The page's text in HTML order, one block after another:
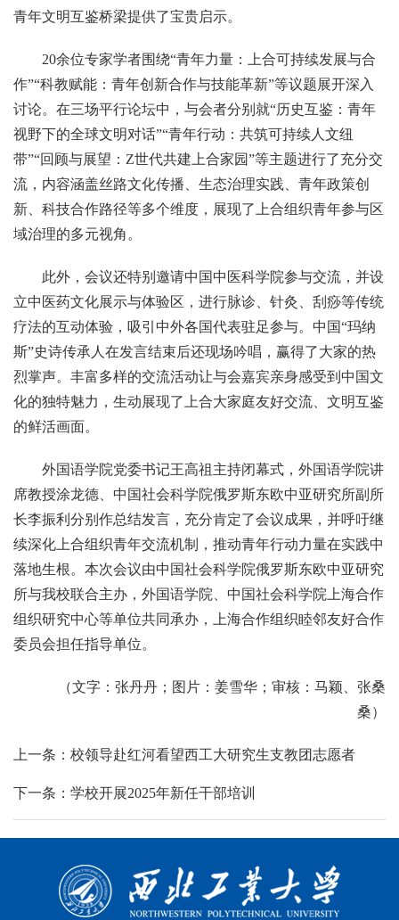
青年文明互鉴桥梁提供了宝贵启示。
20余位专家学者围绕“青年力量：上合可持续发展与合
作”“科教赋能：青年创新合作与技能革新”等议题展开深入
讨论。在三场平行论坛中，与会者分别就“历史互鉴：青年
视野下的全球文明对话”“青年行动：共筑可持续人文纽
带”“回顾与展望：Z世代共建上合家园”等主题进行了充分交
流，内容涵盖丝路文化传播、生态治理实践、青年政策创
新、科技合作路径等多个维度，展现了上合组织青年参与区
域治理的多元视角。
此外，会议还特别邀请中国中医科学院参与交流，并设
立中医药文化展示与体验区，进行脉诊、针灸、刮痧等传统
疗法的互动体验，吸引中外各国代表驻足参与。中国“玛纳
斯”史诗传承人在发言结束后还现场吟唱，赢得了大家的热
烈掌声。丰富多样的交流活动让与会嘉宾亲身感受到中国文
化的独特魅力，生动展现了上合大家庭友好交流、文明互鉴
的鲜活画面。
外国语学院党委书记王高祖主持闭幕式，外国语学院讲
席教授涂龙德、中国社会科学院俄罗斯东欧中亚研究所副所
长李振利分别作总结发言，充分肯定了会议成果，并呼吁继
续深化上合组织青年交流机制，推动青年行动力量在实践中
落地生根。本次会议由中国社会科学院俄罗斯东欧中亚研究
所与我校联合主办，外国语学院、中国社会科学院上海合作
组织研究中心等单位共同承办，上海合作组织睦邻友好合作
委员会担任指导单位。
（文字：张丹丹；图片：姜雪华；审核：马颖、张桑
桑）
上一条：校领导赴红河看望西工大研究生支教团志愿者
下一条：学校开展2025年新任干部培训